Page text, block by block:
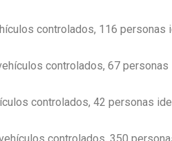
controlados, 116
controlados, 67
controlados, 42 personas